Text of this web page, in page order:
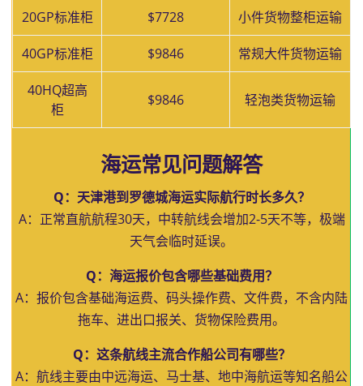
20GP标准柜 $7728 小件货物整柜运输
40GP标准柜 $9846 常规大件货物运输
40HQ超高
柜
$9846 轻泡类货物运输
海运常见问题解答
Q：天津港到罗德城海运实际航行时长多久？
A：正常直航航程30天，中转航线会增加2-5天不等，极端
天气会临时延误。
Q：海运报价包含哪些基础费用？
A：报价包含基础海运费、码头操作费、文件费，不含内陆
拖车、进出口报关、货物保险费用。
Q：这条航线主流合作船公司有哪些？
A：航线主要由中远海运、马士基、地中海航运等知名船公